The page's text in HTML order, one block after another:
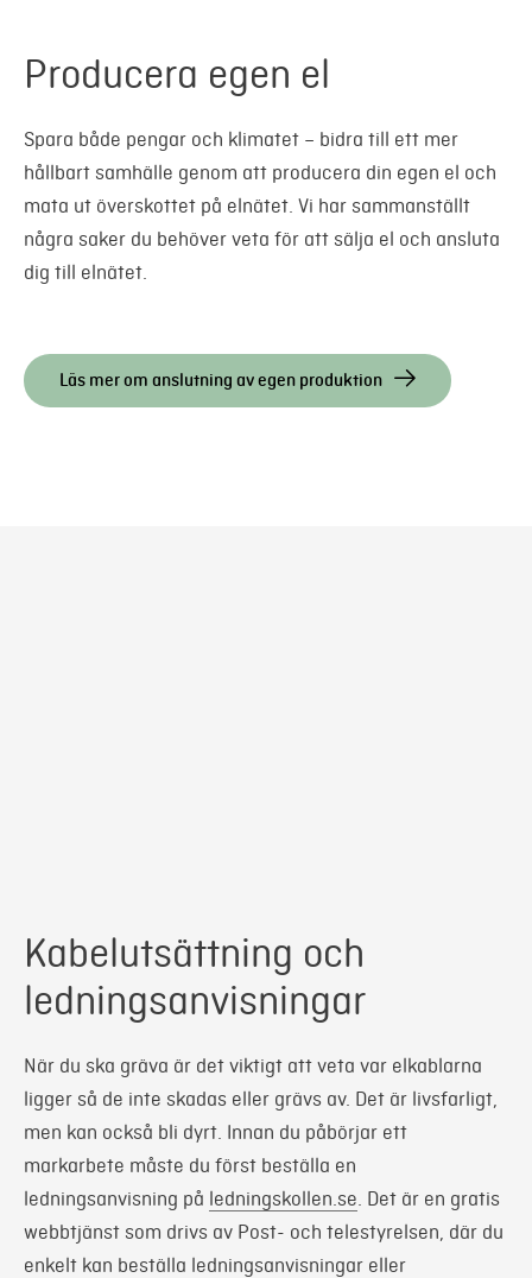
Producera egen el
Spara både pengar och klimatet – bidra till ett mer
hållbart samhälle genom att producera din egen el och
mata ut överskottet på elnätet. Vi har sammanställt
några saker du behöver veta för att sälja el och ansluta
dig till elnätet.
Läs mer om anslutning av egen produktion
Kabelutsättning och
ledningsanvisningar
När du ska gräva är det viktigt att veta var elkablarna
ligger så de inte skadas eller grävs av. Det är livsfarligt,
men kan också bli dyrt. Innan du påbörjar ett
markarbete måste du först beställa en
ledningsanvisning på ledningskollen.se. Det är en gratis
webbtjänst som drivs av Post- och telestyrelsen, där du
enkelt kan beställa ledningsanvisningar eller